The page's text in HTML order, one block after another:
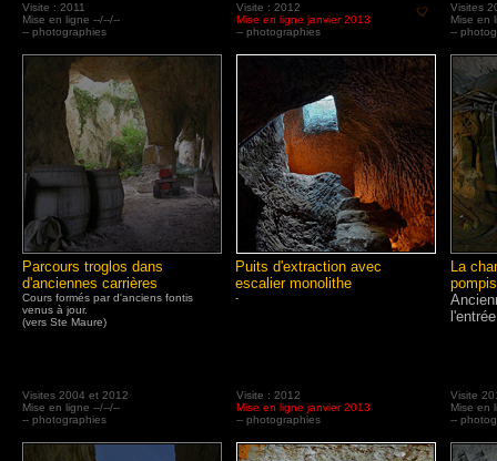
Parcours troglos dans
d'anciennes carrières
Cours formés par d'anciens fontis
venus à jour.
(vers Ste Maure)
Puits d'extraction avec
escalier monolithe
-
La
Visites
Mise en
--
Visite : 2012
Mise en ligne janvier 2013
-- photographies
Visite : 2011
Mise en ligne --/--/--
-- photographies
Visite
Mise en
--
Visite : 2012
Mise en ligne janvier 2013
-- photographies
Visites 2004 et 2012
Mise en ligne --/--/--
-- photographies